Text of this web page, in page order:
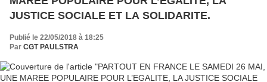
JUSTICE SOCIALE ET LA SOLIDARITE.
Publié le 22/05/2018 à 18:25
Par CGT PAULSTRA